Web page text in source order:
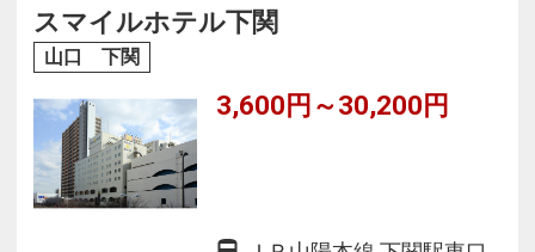
■快適な居心地を追及したスタイリッシュな空間
でおもてなし
トランが充実
■チェックイン14：00～/チェックアウト11：00
スマイルホテル下関
山口 下関
3,600円～30,200円